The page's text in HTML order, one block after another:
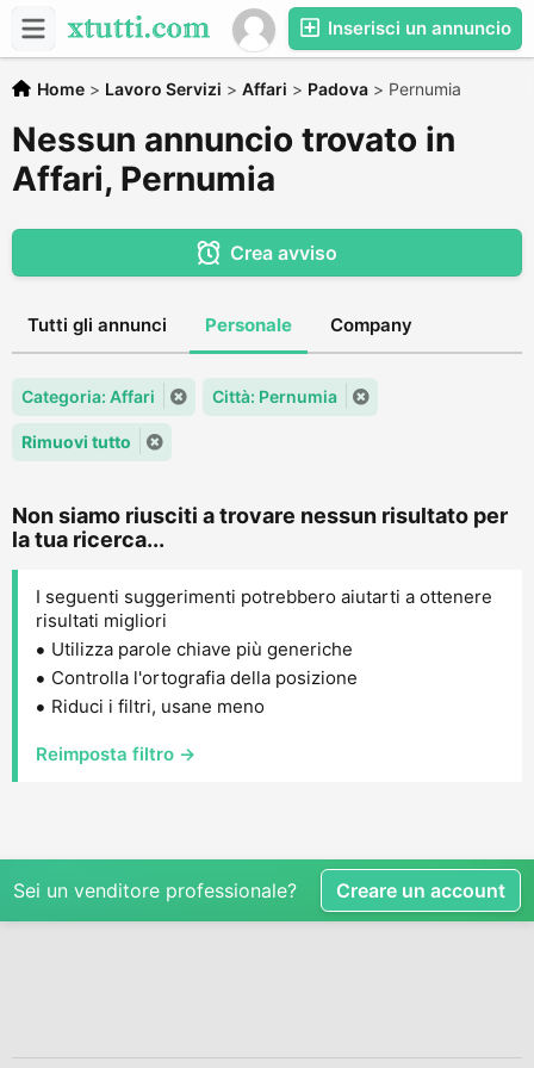
Inserisci un annuncio
Home > Lavoro Servizi > Affari > Padova > Pernumia
Nessun annuncio trovato in
Affari, Pernumia
Crea avviso
Tutti gli annunci Personale Company
Categoria: Affari Città: Pernumia
Rimuovi tutto
Non siamo riusciti a trovare nessun risultato per
la tua ricerca...
I seguenti suggerimenti potrebbero aiutarti a ottenere
risultati migliori
Utilizza parole chiave più generiche
Controlla l'ortografia della posizione
Riduci i filtri, usane meno
Reimposta filtro →
Sei un venditore professionale? Creare un account